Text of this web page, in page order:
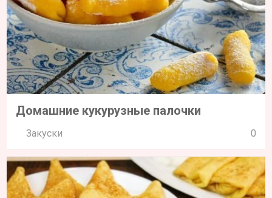
Домашние кукурузные палочки
Закуски 0